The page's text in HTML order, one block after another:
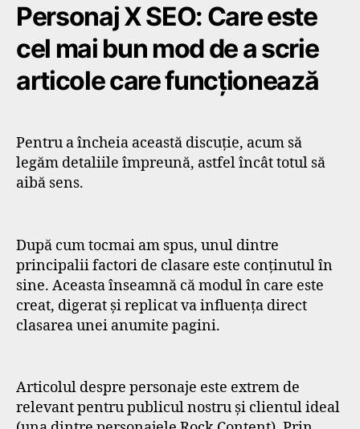
Personaj X SEO: Care este
cel mai bun mod de a scrie
articole care funcționează
Pentru a încheia această discuție, acum să
legăm detaliile împreună, astfel încât totul să
aibă sens.
După cum tocmai am spus, unul dintre
principalii factori de clasare este conținutul în
sine. Aceasta înseamnă că modul în care este
creat, digerat și replicat va influența direct
clasarea unei anumite pagini.
Articolul despre personaje este extrem de
relevant pentru publicul nostru și clientul ideal